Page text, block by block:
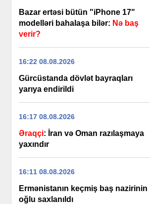
Bazar ertəsi bütün "iPhone 17"
modelləri bahalaşa bilər: Nə baş
verir?
16:22 08.08.2026
Gürcüstanda dövlət bayraqları
yarıya endirildi
16:17 08.08.2026
Əraqçi: İran və Oman razılaşmaya
yaxındır
16:11 08.08.2026
Ermənistanın keçmiş baş nazirinin
oğlu saxlanıldı